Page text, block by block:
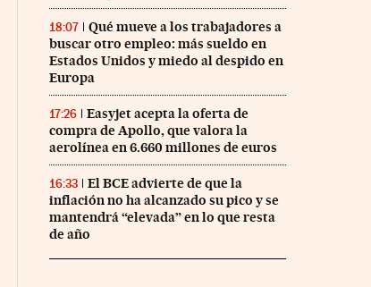
18:07
Qué mueve a los trabajadores a
buscar otro empleo: más sueldo en
Estados Unidos y miedo al despido en
Europa
17:26
Easyjet acepta la oferta de
compra de Apollo, que valora la
aerolínea en 6.660 millones de euros
16:33
El BCE advierte de que la
inflación no ha alcanzado su pico y se
mantendrá “elevada” en lo que resta
de año